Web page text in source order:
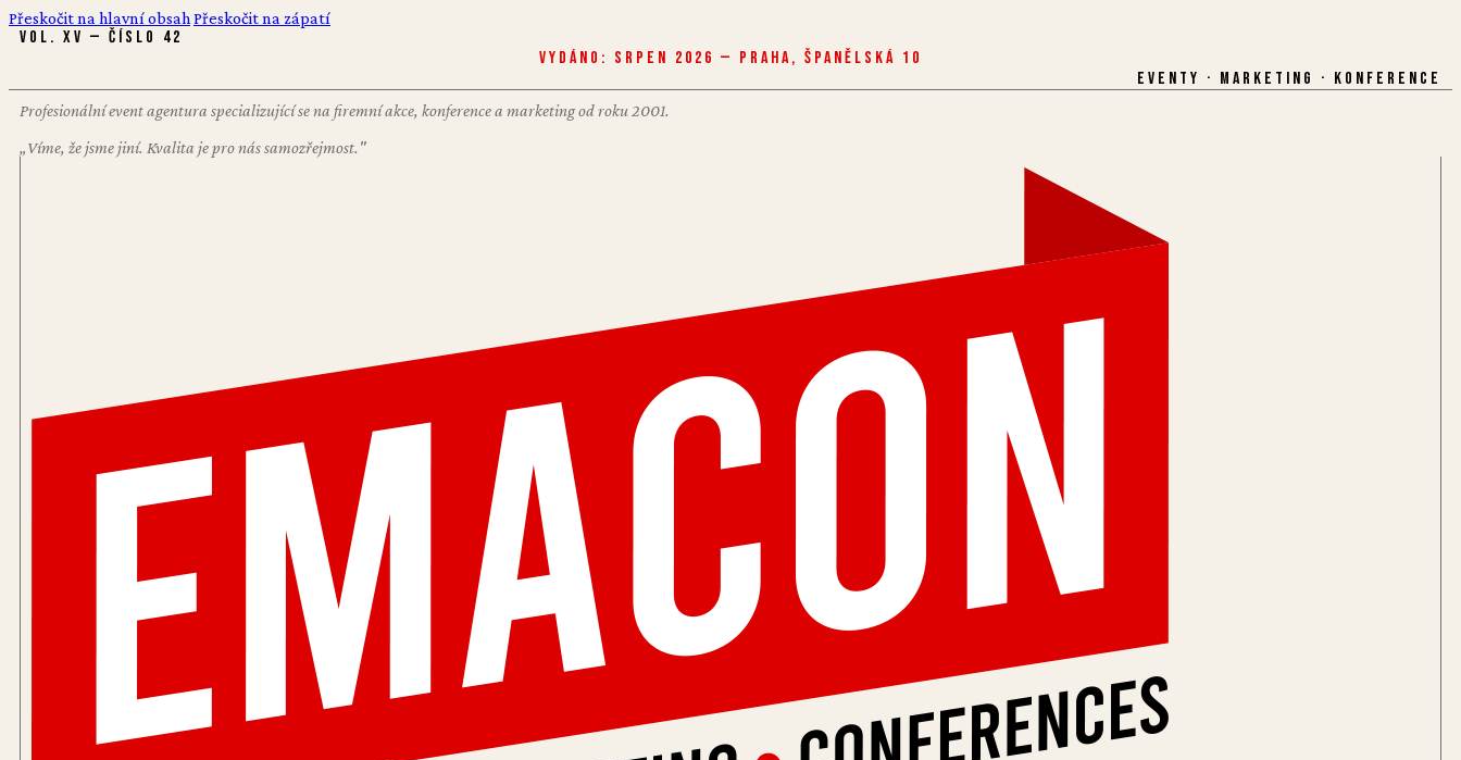
Přeskočit na hlavní obsah Přeskočit na zápatí
VOL. XV — ČÍSLO 42
Vydáno: Srpen 2026 — Praha, Španělská 10
EVENTY · MARKETING · KONFERENCE
Profesionální event agentura specializující se na firemní akce, konference a marketing od roku 2001.
„Víme, že jsme jiní. Kvalita je pro nás samozřejmost."